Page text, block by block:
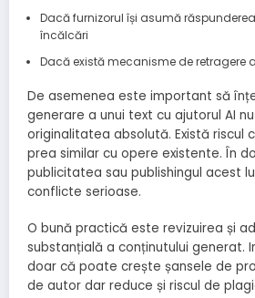
Dacă furnizorul își asumă
încălcări
Dacă există mecanisme de retragere
De asemenea este important să
generare a unui text cu ajutorul AI
originalitatea absolută. Există riscul
prea similar cu opere existente. În
publicitatea sau publishingul acest
conflicte serioase.
O bună practică este revizuirea și
substanțială a conținutului generat.
doar că poate crește șansele de
de autor dar reduce și riscul de